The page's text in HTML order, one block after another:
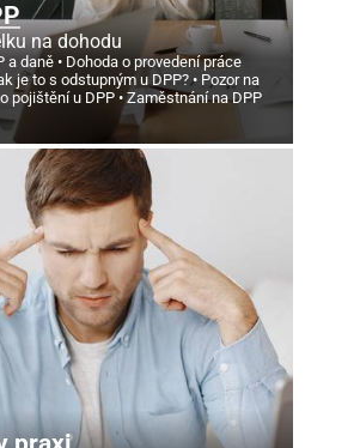
na dohodu
a daně
Dohoda o provedení práce
je to s odstupným u DPP?
Pozor na
pojištění u DPP
Zaměstnání na DPP